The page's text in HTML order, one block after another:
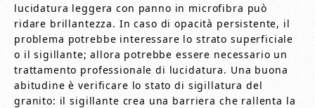
lucidatura leggera con panno in microfibra può
ridare brillantezza. In caso di opacità persistente, il
problema potrebbe interessare lo strato superficiale
o il sigillante; allora potrebbe essere necessario un
trattamento professionale di lucidatura. Una buona
abitudine è verificare lo stato di sigillatura del
granito: il sigillante crea una barriera che rallenta la